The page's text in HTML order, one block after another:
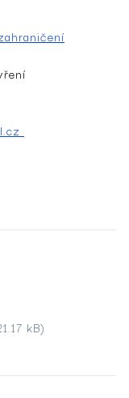
kB)